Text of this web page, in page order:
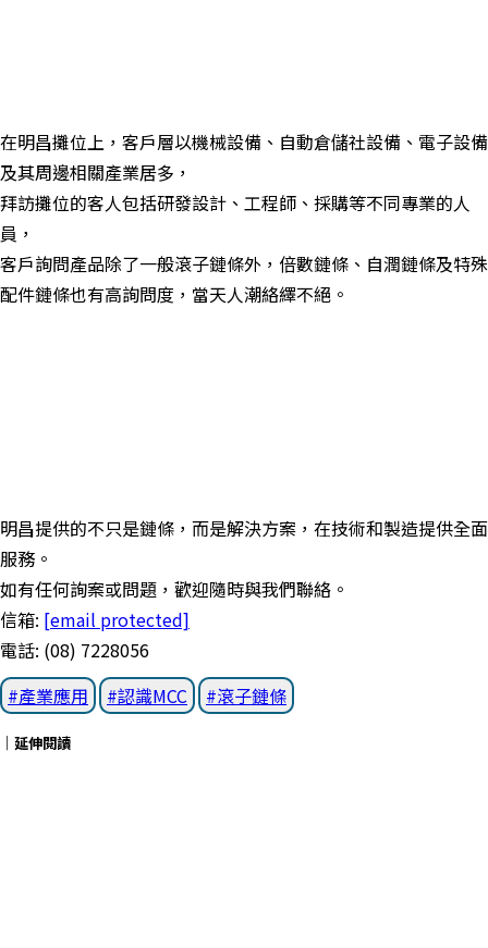
在明昌攤位上，客戶層以機械設備、自動倉儲社設備、電子設備
及其周邊相關產業居多，
拜訪攤位的客人包括研發設計、工程師、採購等不同專業的人
員，
客戶詢問產品除了一般滾子鏈條外，倍數鏈條、自潤鏈條及特殊
配件鏈條也有高詢問度，當天人潮絡繹不絕。
明昌提供的不只是鏈條，而是解決方案，在技術和製造提供全面
服務。
如有任何詢案或問題，歡迎隨時與我們聯絡。
信箱: [email protected]
電話: (08) 7228056
產業應用
認識MCC 滾子鏈條
｜延伸閱讀